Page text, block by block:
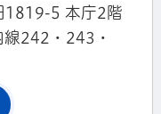
1819-5 本庁2階
線242・243・